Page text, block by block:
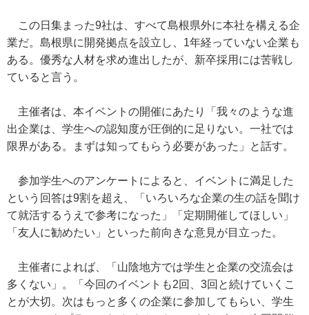
この日集まった9社は、すべて島根県外に本社を構える企
業だ。島根県に開発拠点を設立し、1年経っていない企業も
ある。優秀な人材を求め進出したが、新卒採用には苦戦し
ていると言う。
主催者は、本イベントの開催にあたり「我々のような進
出企業は、学生への認知度が圧倒的に足りない。一社では
限界がある。まずは知ってもらう必要があった」と話す。
参加学生へのアンケートによると、イベントに満足した
という回答は9割を超え、「いろいろな企業の生の話を聞け
て就活するうえで参考になった」「定期開催してほしい」
「友人に勧めたい」といった前向きな意見が目立った。
主催者によれば、「山陰地方では学生と企業の交流会は
多くない」。「今回のイベントも2回、3回と続けていくこ
とが大切。次はもっと多くの企業に参加してもらい、学生